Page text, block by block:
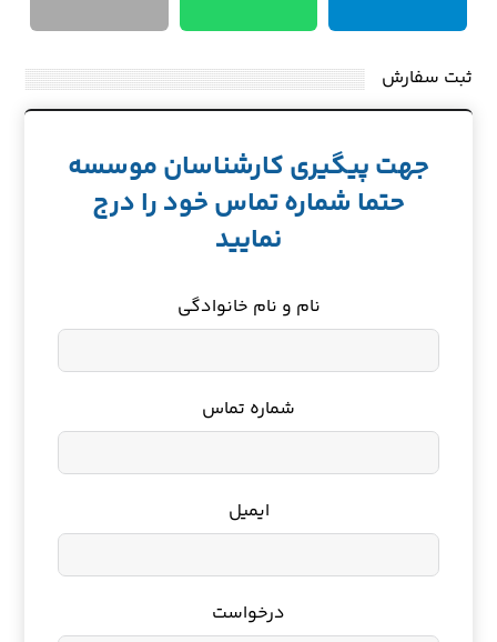
ثبت سفارش
جهت پیگیری کارشناسان موسسه
حتما شماره تماس خود را درج
نمایید
نام و نام خانوادگی
شماره تماس
ایمیل
درخواست